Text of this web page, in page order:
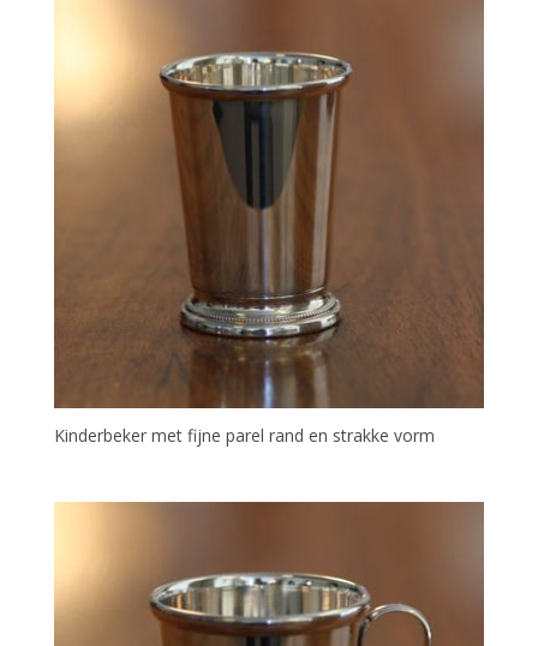
Kinderbeker met fijne parel rand en strakke vorm